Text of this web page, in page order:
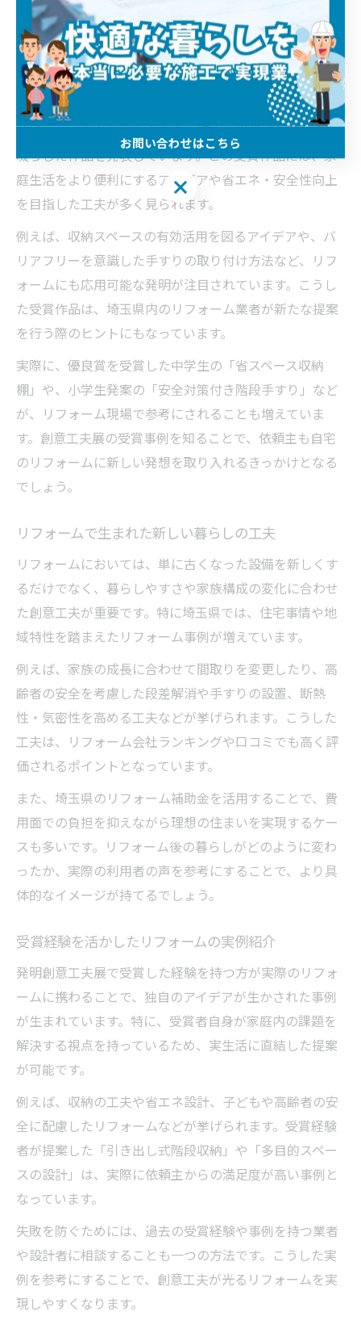
発明創意工夫展の受賞作品に学ぶリフォーム事例
埼玉県では毎年「発明創意工夫展」が開催されており、
地域の子どもたちから大人まで幅広い世代が創意工夫を
凝らした作品を発表しています。この受賞作品には、家
庭生活をより便利にするアイデアや省エネ・安全性向上
を目指した工夫が多く見られます。
例えば、収納スペースの有効活用を図るアイデアや、バ
リアフリーを意識した手すりの取り付け方法など、リフ
ォームにも応用可能な発明が注目されています。こうし
た受賞作品は、埼玉県内のリフォーム業者が新たな提案
を行う際のヒントにもなっています。
実際に、優良賞を受賞した中学生の「省スペース収納
棚」や、小学生発案の「安全対策付き階段手すり」など
が、リフォーム現場で参考にされることも増えていま
す。創意工夫展の受賞事例を知ることで、依頼主も自宅
のリフォームに新しい発想を取り入れるきっかけとなる
でしょう。
リフォームで生まれた新しい暮らしの工夫
リフォームにおいては、単に古くなった設備を新しくす
るだけでなく、暮らしやすさや家族構成の変化に合わせ
た創意工夫が重要です。特に埼玉県では、住宅事情や地
域特性を踏まえたリフォーム事例が増えています。
例えば、家族の成長に合わせて間取りを変更したり、高
齢者の安全を考慮した段差解消や手すりの設置、断熱
性・気密性を高める工夫などが挙げられます。こうした
工夫は、リフォーム会社ランキングや口コミでも高く評
価されるポイントとなっています。
また、埼玉県のリフォーム補助金を活用することで、費
用面での負担を抑えながら理想の住まいを実現するケー
スも多いです。リフォーム後の暮らしがどのように変わ
ったか、実際の利用者の声を参考にすることで、より具
体的なイメージが持てるでしょう。
受賞経験を活かしたリフォームの実例紹介
発明創意工夫展で受賞した経験を持つ方が実際のリフォ
ームに携わることで、独自のアイデアが生かされた事例
が生まれています。特に、受賞者自身が家庭内の課題を
解決する視点を持っているため、実生活に直結した提案
が可能です。
例えば、収納の工夫や省エネ設計、子どもや高齢者の安
全に配慮したリフォームなどが挙げられます。受賞経験
者が提案した「引き出し式階段収納」や「多目的スペー
スの設計」は、実際に依頼主からの満足度が高い事例と
なっています。
失敗を防ぐためには、過去の受賞経験や事例を持つ業者
や設計者に相談することも一つの方法です。こうした実
例を参考にすることで、創意工夫が光るリフォームを実
現しやすくなります。
お問い合わせはこちら
お問い合わせはこちら